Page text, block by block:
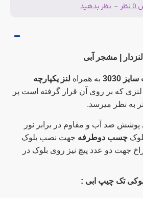
- نظر بدهید
| مشجر آبی
3030 به همراه لنز یکپارچه
که بر روی آن قرار گرفته است پر
تر به نظر میرسد.
پوشش ضد آب و مقاوم در برابر نور
چسب دوطرفه جهت نصب بلوک
جهت دو عدد پیچ نیز روی بلوک در
تک چیپ ابی :